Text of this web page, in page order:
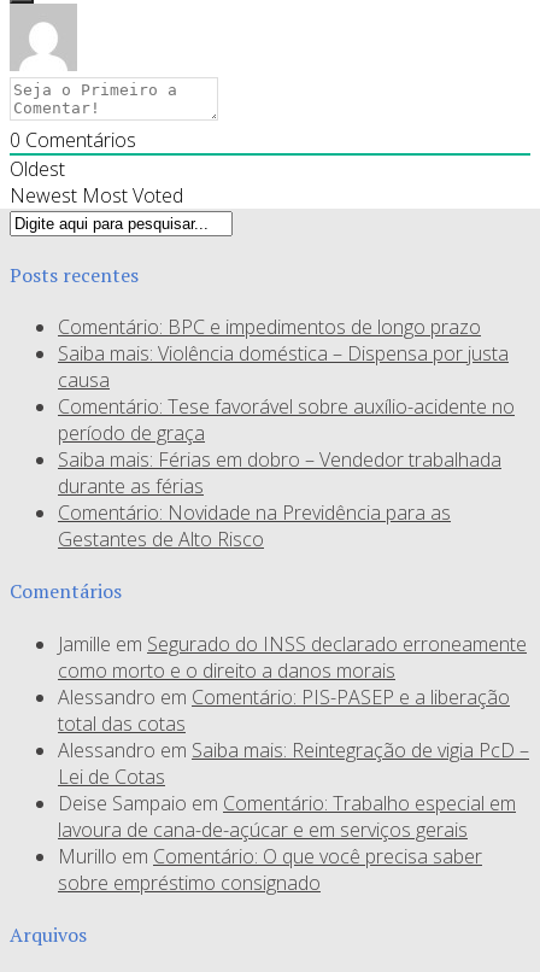
0 Comentários
Oldest
Newest Most Voted
Posts recentes
Comentário: BPC e impedimentos de longo prazo
Saiba mais: Violência doméstica – Dispensa por justa
causa
Comentário: Tese favorável sobre auxílio-acidente no
período de graça
Saiba mais: Férias em dobro – Vendedor trabalhada
durante as férias
Comentário: Novidade na Previdência para as
Gestantes de Alto Risco
Comentários
Jamille em Segurado do INSS declarado erroneamente
como morto e o direito a danos morais
Alessandro em Comentário: PIS-PASEP e a liberação
total das cotas
Alessandro em Saiba mais: Reintegração de vigia PcD –
Lei de Cotas
Deise Sampaio em Comentário: Trabalho especial em
lavoura de cana-de-açúcar e em serviços gerais
Murillo em Comentário: O que você precisa saber
sobre empréstimo consignado
Arquivos